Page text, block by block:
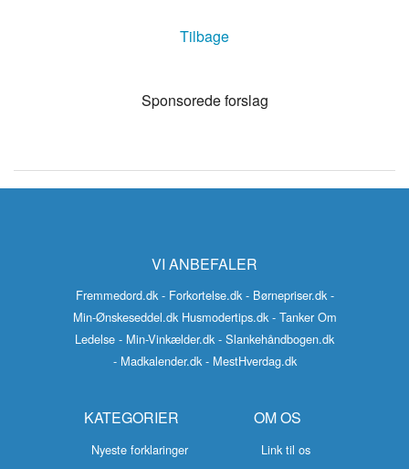
Tilbage
Sponsorede forslag
VI ANBEFALER
Fremmedord.dk - Forkortelse.dk - Børnepriser.dk -
Min-Ønskeseddel.dk Husmodertips.dk - Tanker Om
Ledelse - Min-Vinkælder.dk - Slankehåndbogen.dk
- Madkalender.dk - MestHverdag.dk
KATEGORIER
Nyeste forklaringer
OM OS
Link til os